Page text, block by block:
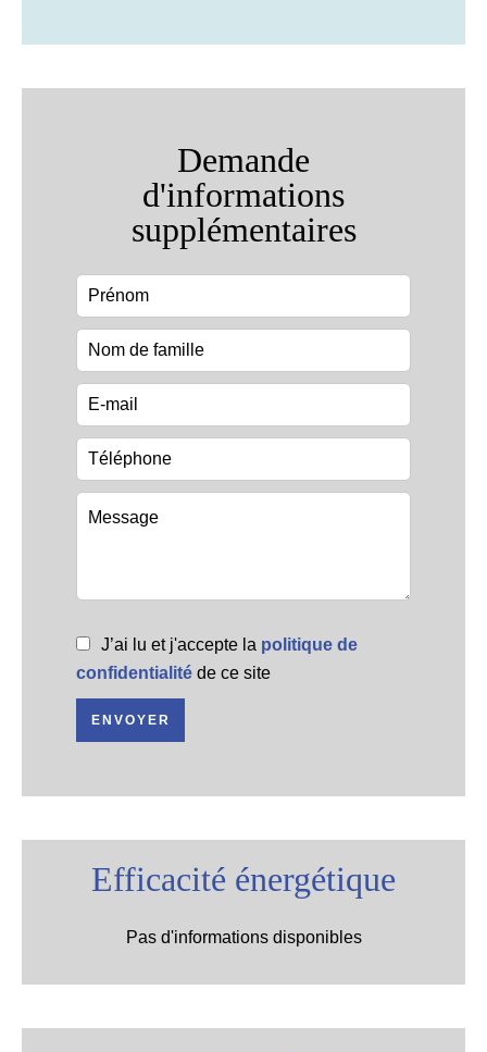
Demande
d'informations
supplémentaires
J’ai lu et j'accepte la politique de
confidentialité de ce site
ENVOYER
Efficacité énergétique
Pas d'informations disponibles